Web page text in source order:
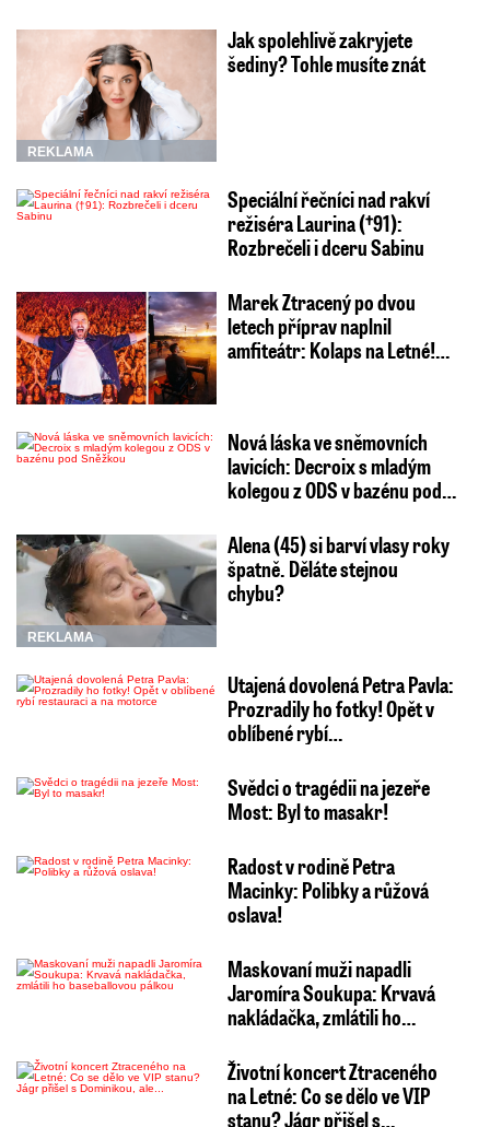
REKLAMA
Jak spolehlivě zakryjete
šediny? Tohle musíte znát
Speciální řečníci nad rakví
režiséra Laurina (†91):
Rozbrečeli i dceru Sabinu
Marek Ztracený po dvou
letech příprav naplnil
amfiteátr: Kolaps na Letné!…
Nová láska ve sněmovních
lavicích: Decroix s mladým
kolegou z ODS v bazénu pod…
REKLAMA
Alena (45) si barví vlasy roky
špatně. Děláte stejnou
chybu?
Utajená dovolená Petra Pavla:
Prozradily ho fotky! Opět v
oblíbené rybí…
Svědci o tragédii na jezeře
Most: Byl to masakr!
Radost v rodině Petra
Macinky: Polibky a růžová
oslava!
Maskovaní muži napadli
Jaromíra Soukupa: Krvavá
nakládačka, zmlátili ho…
Životní koncert Ztraceného
na Letné: Co se dělo ve VIP
stanu? Jágr přišel s…